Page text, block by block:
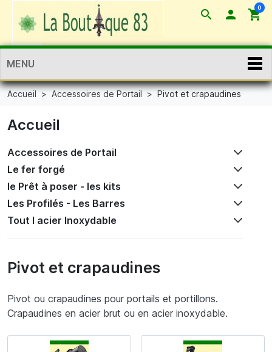
search  shopping_cart
0
MENU
Accueil Accessoires de Portail Pivot et crapaudines
Accueil
Accessoires de Portail
Le fer forgé
le Prêt à poser - les kits
Les Profilés - Les Barres
Tout l acier Inoxydable
Pivot et crapaudines
Pivot ou crapaudines pour portails et portillons.
Crapaudines en acier brut ou en acier inoxydable.